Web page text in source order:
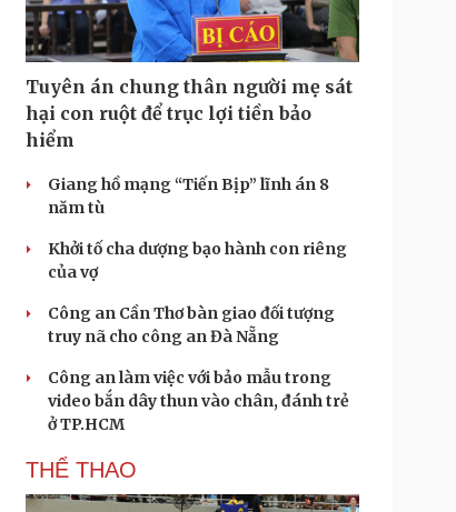
Tuyên án chung thân người mẹ sát
hại con ruột để trục lợi tiền bảo
hiểm
Giang hồ mạng “Tiến Bịp” lĩnh án 8
năm tù
Khởi tố cha dượng bạo hành con riêng
của vợ
Công an Cần Thơ bàn giao đối tượng
truy nã cho công an Đà Nẵng
Công an làm việc với bảo mẫu trong
video bắn dây thun vào chân, đánh trẻ
ở TP.HCM
THỂ THAO